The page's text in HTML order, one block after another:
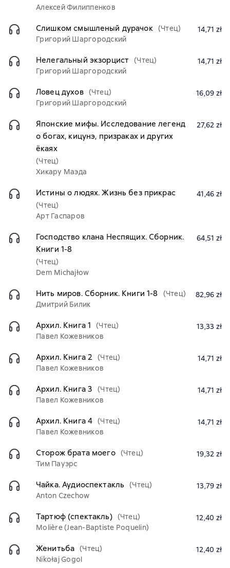
Алексей Филиппенков
Слишком смышленый дурачок (Чтец)
Григорий Шаргородский
14,71 zł
Нелегальный экзорцист (Чтец)
Григорий Шаргородский
14,71 zł
Ловец духов (Чтец)
Григорий Шаргородский
16,09 zł
Японские мифы. Исследование легенд
о богах, кицунэ, призраках и других
ёкаях
(Чтец)
Хикару Маэда
27,62 zł
Истины о людях. Жизнь без прикрас
(Чтец)
Арт Гаспаров
41,46 zł
Господство клана Неспящих. Сборник.
Книги 1-8
(Чтец)
Dem Michajłow
64,51 zł
Нить миров. Сборник. Книги 1-8
(Чтец)
Дмитрий Билик
82,96 zł
Архил. Книга 1
(Чтец)
Павел Кожевников
13,33 zł
Архил. Книга 2
(Чтец)
Павел Кожевников
14,71 zł
Архил. Книга 3
(Чтец)
Павел Кожевников
14,71 zł
Архил. Книга 4 (Чтец)
Павел Кожевников
14,71 zł
Сторож брата моего (Чтец)
Тим Пауэрс
19,32 zł
Чайка. Аудиоспектакль
(Чтец)
Anton Czechow
13,79 zł
Тартюф (спектакль) (Чтец)
Molière (Jean-Baptiste Poquelin)
12,40 zł
Женитьба (Чтец)
Nikołaj Gogol
12,40 zł